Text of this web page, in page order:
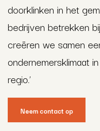
doorklinken in het
bedrijven betrekken
creëren we samen
ondernemersklimaat
regio.’
Neem contact op